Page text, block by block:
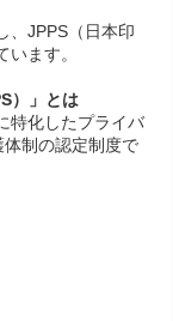
、JPPS（日本印
ます。
）」とは
特化したプライバ
制の認定制度で